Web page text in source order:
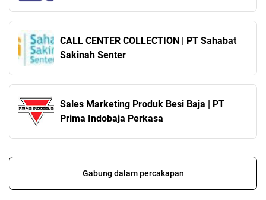
CALL CENTER COLLECTION | PT Sahabat
Sakinah Senter
Sales Marketing Produk Besi Baja | PT
Prima Indobaja Perkasa
Gabung dalam percakapan